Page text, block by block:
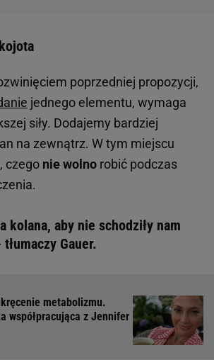
poprzedniej propozycji,
jednego elementu, wymaga
siły. Dodajemy bardziej
na zewnątrz. W tym miejscu
czego nie wolno robić podczas
kolana, aby nie schodziły nam
Gauer.
metabolizmu.
współpracująca z Jennifer